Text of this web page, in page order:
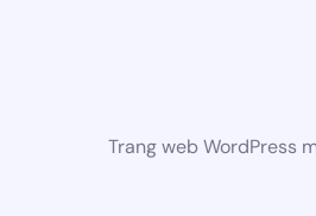
Trang web WordPress